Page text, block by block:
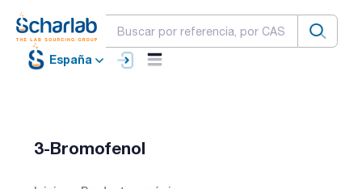
España
3-Bromofenol